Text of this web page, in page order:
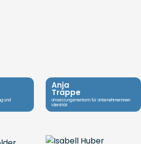
und
Anja
Trappe
Umsetzungsmentorin für Unternehmerinnen
Identität